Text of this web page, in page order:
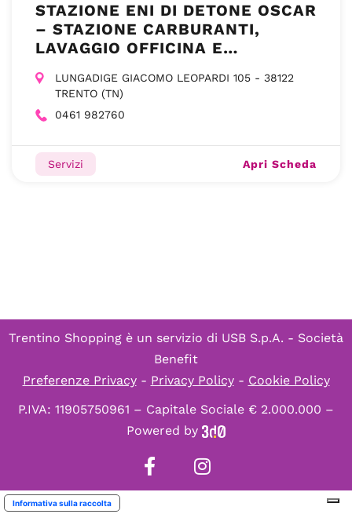
STAZIONE ENI DI DETONE OSCAR
– STAZIONE CARBURANTI,
LAVAGGIO OFFICINA E
LUNGADIGE GIACOMO LEOPARDI 105 - 38122
TRENTO (TN)
0461 982760
Servizi Apri Scheda
Trentino Shopping è un servizio di USB S.p.A. - Società
Benefit
Preferenze Privacy- Privacy Policy- Cookie Policy
P.IVA: 11905750961 – Capitale Sociale € 2.000.000 –
Powered by
Informativa sulla raccolta